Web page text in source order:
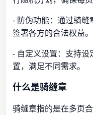
- 防伪功能：通过骑
签署各方的合法权益。
- 自定义设置：支持
置，满足不同需求。
什么是骑缝章
骑缝章指的是在多页